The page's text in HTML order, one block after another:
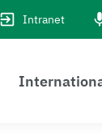
Intranet